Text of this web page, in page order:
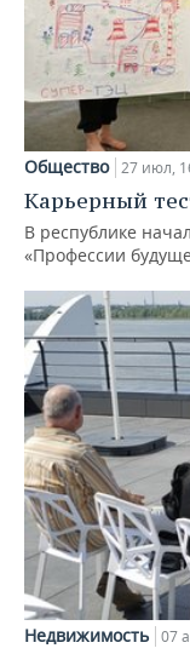
Общество 27 июл,
Карьерный
В республике
«Профессии
Недвижимость 07